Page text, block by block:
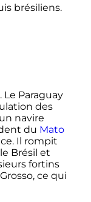
brésiliens.
. Le Paraguay
des
navire
du Mato
Il rompit
Brésil et
fortins
ce qui